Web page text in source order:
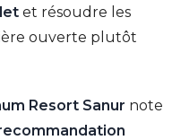
et résoudre les
ouverte plutôt
Resort Sanur note